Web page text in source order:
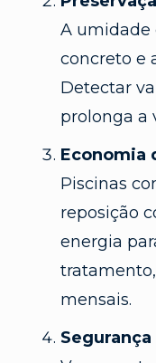
A umidade
concreto e
Detectar
prolonga a
Economia
Piscinas
reposição
energia
mensais.
Segurança